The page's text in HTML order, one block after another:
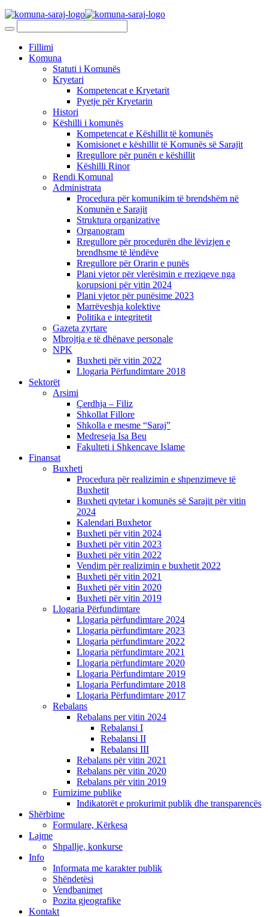
Fillimi
Komuna
Statuti i Komunës
Kryetari
Kompetencat e Kryetarit
Pyetje për Kryetarin
Histori
Këshilli i komunës
Kompetencat e Këshillit të komunës
Komisionet e këshillit të Komunës së Sarajit
Rregullore për punën e këshillit
Këshilli Rinor
Rendi Komunal
Administrata
Procedura për komunikim të brendshëm në
Komunën e Sarajit
Struktura organizative
Organogram
Rregullore për procedurën dhe lëvizjen e
brendhsme të lëndëve
Rregullore për Orarin e punës
Plani vjetor për vlerësimin e rreziqeve nga
korupsioni për vitin 2024
Plani vjetor për punësime 2023
Marrëveshja kolektive
Politika e integritetit
Gazeta zyrtare
Mbrojtja e të dhënave personale
NPK
Buxheti për vitin 2022
Llogaria Përfundimtare 2018
Sektorët
Arsimi
Çerdhja – Filiz
Shkollat Fillore
Shkolla e mesme “Saraj”
Medreseja Isa Beu
Fakulteti i Shkencave Islame
Finansat
Buxheti
Procedura për realizimin e shpenzimeve të
Buxhetit
Buxheti qytetar i komunës së Sarajit për vitin
2024
Kalendari Buxhetor
Buxheti për vitin 2024
Buxheti për vitin 2023
Buxheti për vitin 2022
Vendim për realizimin e buxhetit 2022
Buxheti për vitin 2021
Buxheti për vitin 2020
Buxheti për vitin 2019
Llogaria Përfundimtare
Llogaria përfundimtare 2024
Llogaria përfundimtare 2023
Llogaria përfundimtare 2022
Llogaria përfundimtare 2021
Llogaria përfundimtare 2020
Llogaria Përfundimtare 2019
Llogaria Përfundimtare 2018
Llogaria Përfundimtare 2017
Rebalans
Rebalans per vitin 2024
Rebalansi I
Rebalansi II
Rebalansi III
Rebalans për vitin 2021
Rebalans për vitin 2020
Rebalans për vitin 2019
Furnizime publike
Indikatorët e prokurimit publik dhe transparencës
Shërbime
Formulare, Kërkesa
Lajme
Shpallje, konkurse
Info
Informata me karakter publik
Shëndetësi
Vendbanimet
Pozita gjeografike
Kontakt